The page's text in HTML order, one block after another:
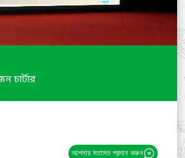
চার্টার
আপনার মতামত প্রদান করুন